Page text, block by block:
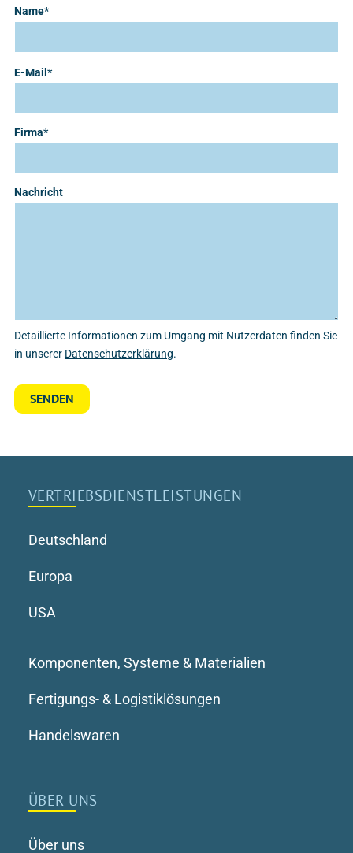
Name*
Please
this
field
E-Mail*
Firma*
Nachricht
Detaillierte Informationen zum Umgang mit Nutzerdaten finden Sie
in unserer Datenschutzerklärung.
VERTRIEBS­DIENSTLEISTUNGEN
Deutschland
Europa
USA
Komponenten, Systeme & Materialien
Fertigungs- & Logistiklösungen
Handelswaren
ÜBER UNS
Über uns